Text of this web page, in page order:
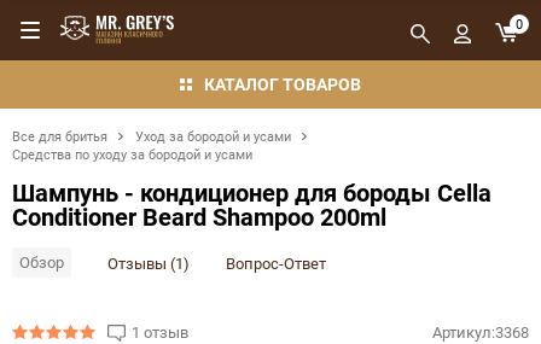
КАТАЛОГ ТОВАРОВ
0
Все для бритья
Уход за бородой и усами
Средства по уходу за бородой и усами
Шампунь - кондиционер для бороды Cella
Conditioner Beard Shampoo 200ml
Обзор Отзывы (1) Вопрос-Ответ
Артикул:3368
1 отзыв